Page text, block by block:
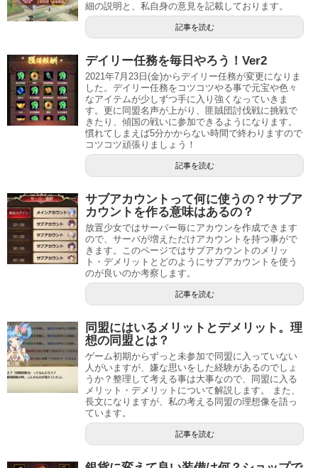
細の説明と、私自身の意見を記載しております。
記事を読む
デイリー任務を毎日やろう！Ver2
2021年7月23日(金)からデイリー任務が変更になりま
した。デイリー任務をコツコツやる事で元宝や色々
なアイテムが少しずつ手に入り強くなっていきま
す。更に同盟名声が上がり、匪賊団討伐戦に挑戦で
きたり、傾国の戦いに参加できるようになります。
慣れてしまえば5分かからない時間で終わりますので
コツコツ頑張りましょう！
記事を読む
サブアカウントって何に使うの？サブア
カウントを作る意味はあるの？
放置少女ではサーバー毎にアカウンを作成できます
ので、サーバが増えただけアカウントを持つ事がで
きます。このページではサブアカウントのメリッ
ト・デメリットとどのようにサブアカウントを使う
のが良いのか考察します。
記事を読む
同盟にはいるメリットとデメリット。理
想の同盟とは？
ゲーム初期からずっと未参加で同盟に入っていない
人がいますが、嫌な思いをした経験があるのでしょ
うか？整理して考える事は大事なので、同盟に入る
メリット・デメリットについて解説します。 また、
長文になりますが、私の考える同盟の理想像を語っ
ています。
記事を読む